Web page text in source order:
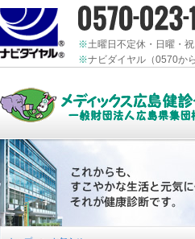
※土曜日不定休・日曜・
※ナビダイヤル（0570か